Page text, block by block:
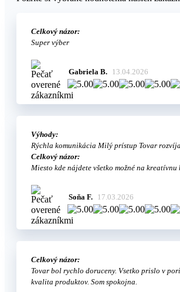
Celkový názor:
Super výber
Gabriela B. 13.04.2026
Výhody:
Rýchla komunikácia Milý prístup Tovar
Celkový názor:
Miesto kde nájdete všetko možné na kreatívnu
Soňa F. 17.03.2026
Celkový názor:
Tovar bol rychlo doruceny. Vsetko prislo v
kvalita produktov. Som spokojna.